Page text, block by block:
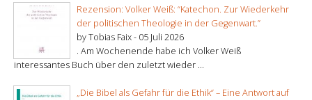
Rezension: Volker Weiß: “Katechon. Zur Wiederkehr
der politischen Theologie in der Gegenwart.”
by Tobias Faix - 05 Juli 2026
. Am Wochenende habe ich Volker Weiß
interessantes Buch über den zuletzt wieder ...
„Die Bibel als Gefahr für die Ethik“ – Eine Antwort auf